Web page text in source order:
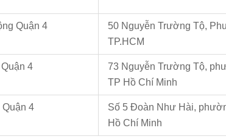
Quận 4
50 Nguyễn Trường Tộ,
TP.HCM
4
73 Nguyễn Trường Tộ,
TP Hồ Chí Minh
Quận 4
Số 5 Đoàn Như Hài,
Hồ Chí Minh